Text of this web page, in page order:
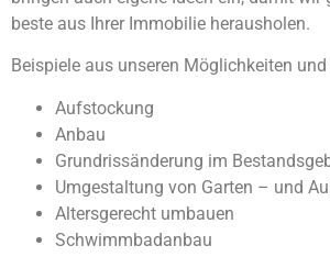
beste aus Ihrer Immobilie herausholen.
Beispiele aus unseren Möglichkeiten
Aufstockung
Anbau
Grundrissänderung im
Umgestaltung von Garten – und
Altersgerecht umbauen
Schwimmbadanbau